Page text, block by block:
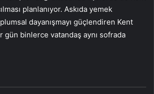
planlanıyor. Askıda yemek
dayanışmayı güçlendiren Kent
gün binlerce vatandaş aynı sofrada